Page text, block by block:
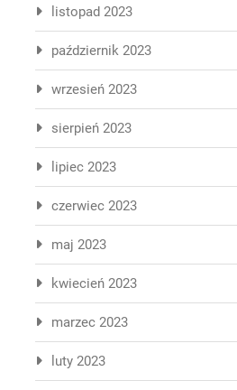
listopad 2023
październik 2023
wrzesień 2023
sierpień 2023
lipiec 2023
czerwiec 2023
maj 2023
kwiecień 2023
marzec 2023
luty 2023